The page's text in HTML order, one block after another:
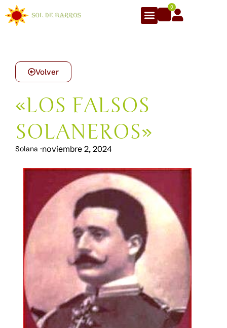
0
Volver
«LOS FALSOS
SOLANEROS»
Solana ·noviembre 2, 2024